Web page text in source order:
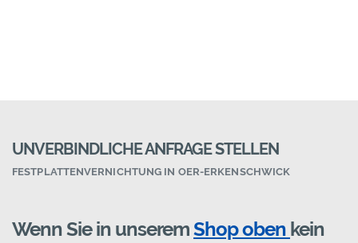
UNVERBINDLICHE ANFRAGE STELLEN
FESTPLATTENVERNICHTUNG IN OER-ERKENSCHWICK
Wenn Sie in unseremShop oben kein